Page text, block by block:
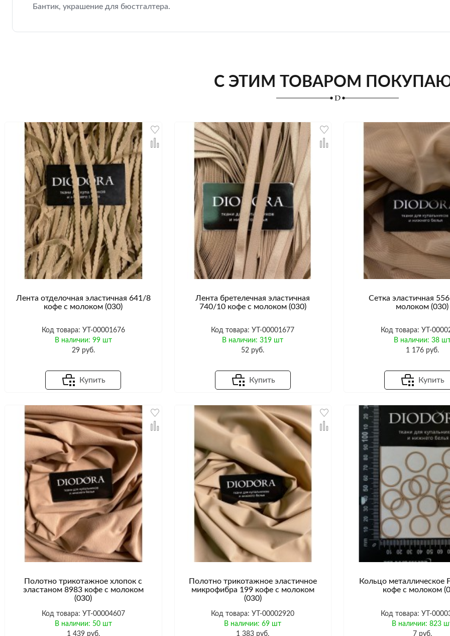
Бантик, украшение для бюстгалтера.
С ЭТИМ ТОВАРОМ
Лента отделочная эластичная 641/8
кофе с молоком (030)
Код товара: УТ-00001676
В наличии: 99 шт
29 руб.
Купить
Лента бретелечная эластичная
740/10 кофе с молоком (030)
Код товара: УТ-00001677
В наличии: 319 шт
52 руб.
Купить
Сетка эластичная
молоком (030)
Код товара: УТ-
В наличии: 38
1 176 руб.
Купить
Полотно трикотажное хлопок с
эластаном 8983 кофе с молоком
(030)
Код товара: УТ-00004607
В наличии: 50 шт
1 439 руб.
Полотно трикотажное эластичное
микрофибра 199 кофе с молоком
(030)
Код товара: УТ-00002920
В наличии: 69 шт
1 383 руб.
Кольцо металлическое
кофе с молоком
Код товара: УТ-
В наличии: 823
7 руб.